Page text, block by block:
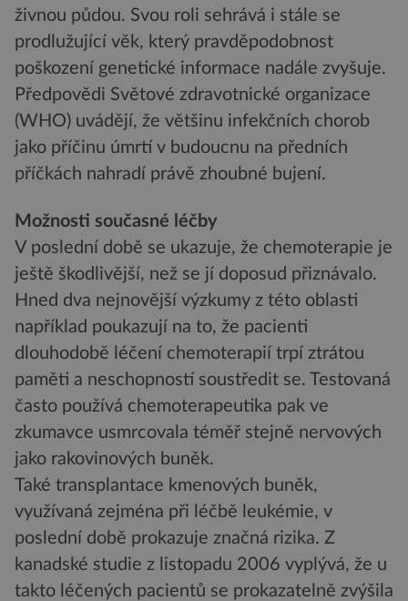
živnou půdou. Svou roli sehrává i stále se
prodlužující věk, který pravděpodobnost
poškození genetické informace nadále zvyšuje.
Předpovědi Světové zdravotnické organizace
(WHO) uvádějí, že většinu infekčních chorob
jako příčinu úmrtí v budoucnu na předních
příčkách nahradí právě zhoubné bujení.
Možnosti současné léčby
V poslední době se ukazuje, že chemoterapie je
ještě škodlivější, než se jí doposud přiznávalo.
Hned dva nejnovější výzkumy z této oblasti
například poukazují na to, že pacienti
dlouhodobě léčení chemoterapií trpí ztrátou
paměti a neschopností soustředit se. Testovaná
často používá chemoterapeutika pak ve
zkumavce usmrcovala téměř stejně nervových
jako rakovinových buněk.
Také transplantace kmenových buněk,
využívaná zejména při léčbě leukémie, v
poslední době prokazuje značná rizika. Z
kanadské studie z listopadu 2006 vyplývá, že u
takto léčených pacientů se prokazatelně zvýšila